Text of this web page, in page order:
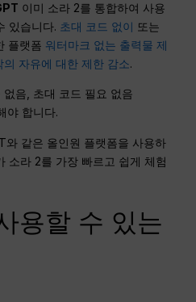
이미 소라 2를 통합하여 사용
있습니다. 초대 코드 없이 또는
플랫폼 워터마크 없는 출력물 제
의 자유에 대한 제한 감소.
음, 초대 코드 필요 없음
야 합니다.
와 같은 올인원 플랫폼을 사용하
소라 2를 가장 빠르고 쉽게 체험
용할 수 있는